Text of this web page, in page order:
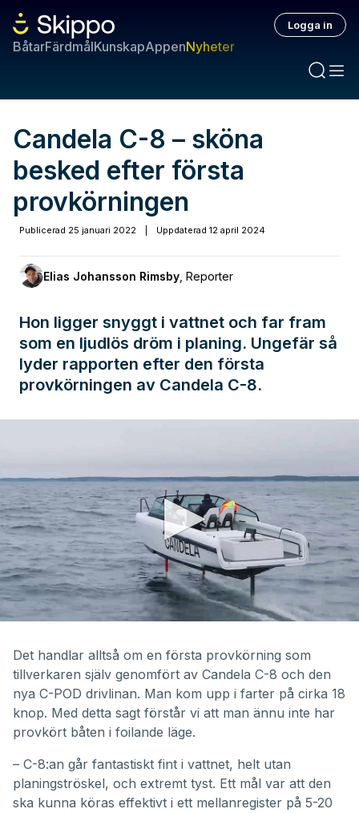
BåtarFärdmålKunskapAppenNyheter
Logga in
Candela C-8 – sköna
besked efter första
provkörningen
Publicerad 25 januari 2022 Uppdaterad 12 april 2024
Elias Johansson Rimsby Reporter
Hon ligger snyggt i vattnet och far fram
som en ljudlös dröm i planing. Ungefär så
lyder rapporten efter den första
provkörningen av Candela C-8.
seconds
Det handlar alltså om en första provkörning som
tillverkaren själv genomfört av Candela C-8 och den
nya C-POD drivlinan. Man kom upp i farter på cirka 18
knop. Med detta sagt förstår vi att man ännu inte har
provkört båten i foilande läge.
– C-8:an går fantastiskt fint i vattnet, helt utan
planingströskel, och extremt tyst. Ett mål var att den
ska kunna köras effektivt i ett mellanregister på 5-20